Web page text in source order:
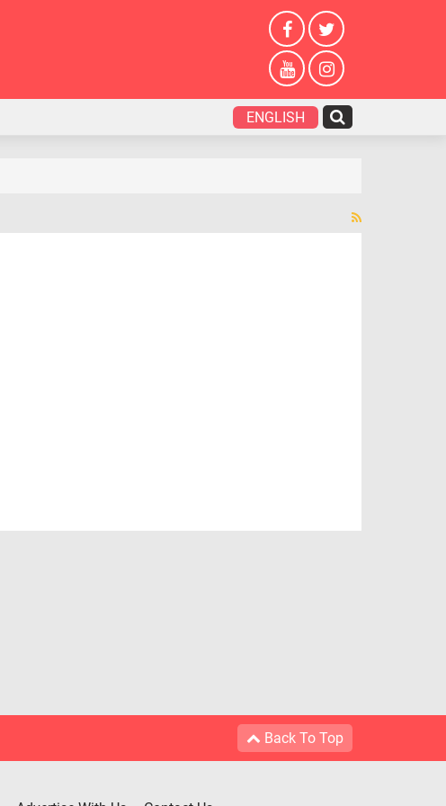
ENGLISH
Back To Top